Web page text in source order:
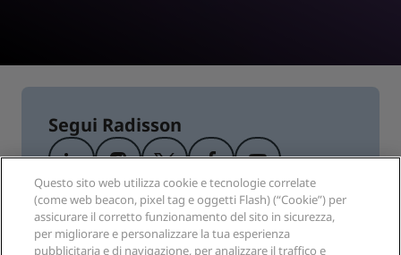
Segui Radisson
Questo sito web utilizza cookie e tecnologie correlate
(come web beacon, pixel tag e oggetti Flash) (“Cookie”) per
assicurare il corretto funzionamento del sito in sicurezza,
per migliorare e personalizzare la tua esperienza
pubblicitaria e di navigazione, per analizzare il traffico e